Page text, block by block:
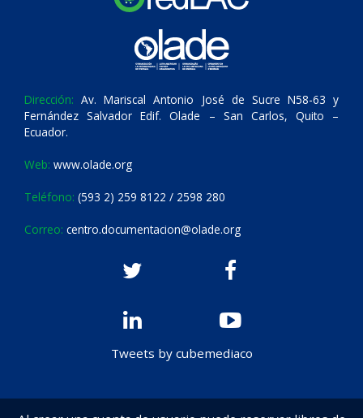
Dirección: Av. Mariscal Antonio José de Sucre N58-63 y
Fernández Salvador Edif. Olade – San Carlos, Quito –
Ecuador.
Web: www.olade.org
Teléfono: (593 2) 259 8122 / 2598 280
Correo: centro.documentacion@olade.org
Tweets by cubemediaco